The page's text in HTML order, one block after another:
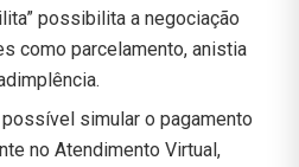
possibilita a negociação
como parcelamento, anistia
simular o pagamento
no Atendimento Virtual,